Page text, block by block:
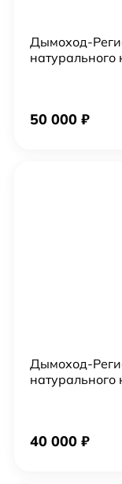
Дымоход-
50 000 ₽
Дымоход-
40 000 ₽